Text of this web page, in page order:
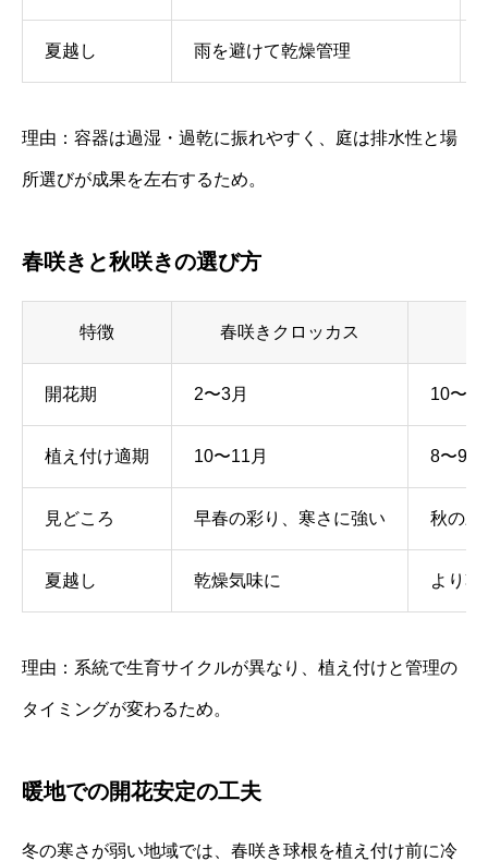
夏越し 雨を避けて乾燥管理
理由：容器は過湿・過乾に振れやすく、庭は排水性と場
所選びが成果を左右するため。
春咲きと秋咲きの選び方
特徴 春咲きクロッカス
開花期 2〜3月 10〜
植え付け適期 10〜11月 8〜9月
見どころ 早春の彩り、寒さに強い 秋の寂
夏越し 乾燥気味に より乾
理由：系統で生育サイクルが異なり、植え付けと管理の
タイミングが変わるため。
暖地での開花安定の工夫
冬の寒さが弱い地域では、春咲き球根を植え付け前に冷